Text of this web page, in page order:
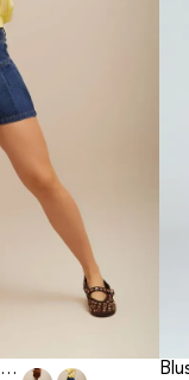
Blusa manga 3/4 para mujer